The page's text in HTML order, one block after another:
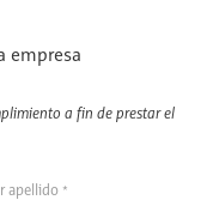
empresa
a fin de prestar el
apellido *